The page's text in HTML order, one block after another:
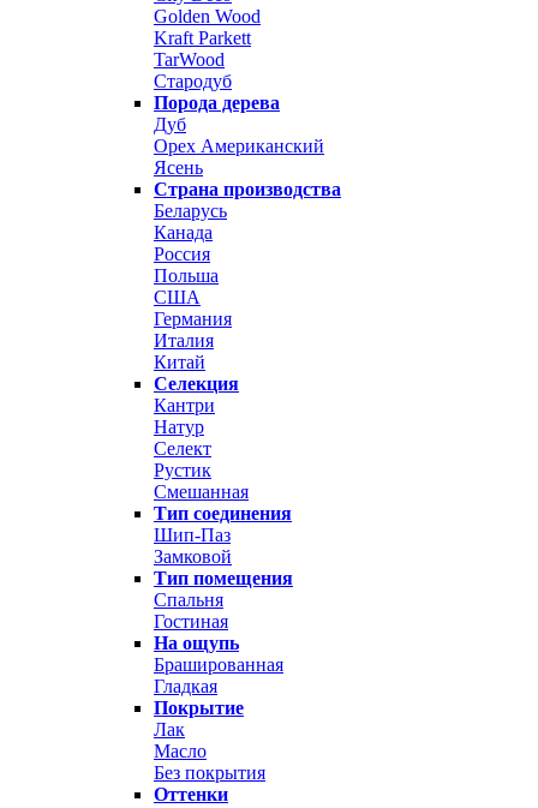
Golden Wood
Kraft Parkett
TarWood
Стародуб
Порода дерева
Дуб
Орех Американский
Ясень
Страна производства
Беларусь
Канада
Россия
Польша
США
Германия
Италия
Китай
Селекция
Кантри
Натур
Селект
Рустик
Смешанная
Тип соединения
Шип-Паз
Замковой
Тип помещения
Спальня
Гостиная
На ощупь
Брашированная
Гладкая
Покрытие
Лак
Масло
Без покрытия
Оттенки